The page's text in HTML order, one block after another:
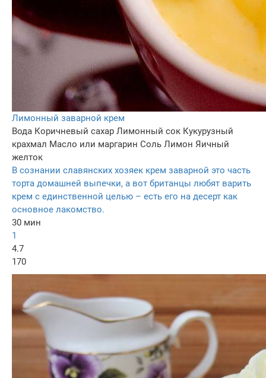
Лимонный заварной крем
Вода Коричневый сахар Лимонный сок Кукурузный
крахмал Масло или маргарин Соль Лимон Яичный
желток
В сознании славянских хозяек крем заварной это часть
торта домашней выпечки, а вот британцы любят варить
крем с единственной целью – есть его на десерт как
основное лакомство.
30 мин
1
4.7
170